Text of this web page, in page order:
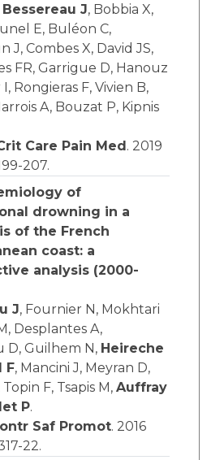
Bessereau J, Bobbia X,
E, Buléon C,
J, Combes X, David JS,
FR, Garrigue D, Hanouz
Rongieras F, Vivien B,
A, Bouzat P, Kipnis
Care Pain Med . 2019
207.
of
drowning in a
of the French
coast: a
analysis (2000-
J, Fournier N, Mokhtari
Desplantes A,
D, Guilhem N, Heireche
F, Mancini J, Meyran D,
Topin F, Tsapis M, Auffray
P.
Saf Promot. 2016
22.